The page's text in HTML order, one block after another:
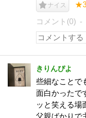
ナイス
コメント(0)
きりんぴよ
些細なことで
面白かったで
ッと笑える場
父親ばかりで